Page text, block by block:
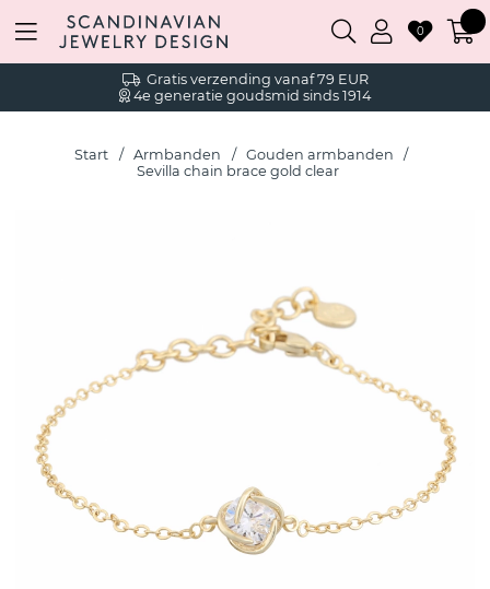
Gratis verzending vanaf 79 EUR
4e generatie goudsmid sinds 1914
0
Start Armbanden
Gouden armbanden
Sevilla chain brace gold clear